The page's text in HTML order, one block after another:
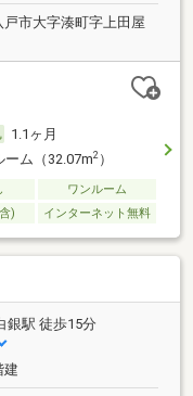
戸市大字湊町字上田屋
1.1ヶ月
ーム（32.07m2）
ワンルーム
) インターネット無料
銀駅 徒歩15分
建